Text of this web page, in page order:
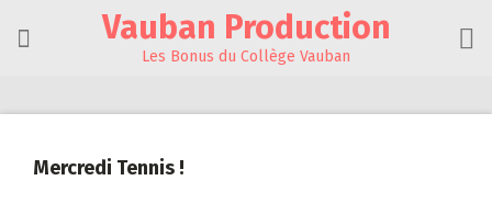
content
Vauban Production
Les Bonus du Collège Vauban
Mercredi Tennis !